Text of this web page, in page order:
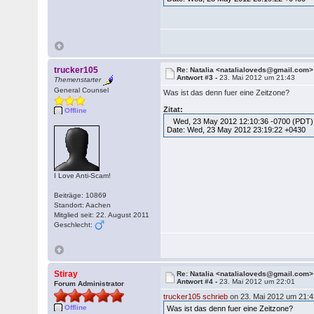
trucker105
Themenstarter
General Counsel
Offline
I Love Anti-Scam!
Beiträge: 10869
Standort: Aachen
Mitglied seit: 22. August 2011
Geschlecht:
Re: Natalia <natalialoveds@gmail.com>
Antwort #3 -23. Mai 2012 um 21:43
Was ist das denn fuer eine Zeitzone?
Zitat:
Wed, 23 May 2012 12:10:36 -0700 (PDT)
Date: Wed, 23 May 2012 23:19:22 +0430
Stiray
Forum Administrator
Offline
Re: Natalia <natalialoveds@gmail.com>
Antwort #4 -23. Mai 2012 um 22:01
trucker105 schrieb on 23. Mai 2012 um
Was ist das denn fuer eine Zeitzone?